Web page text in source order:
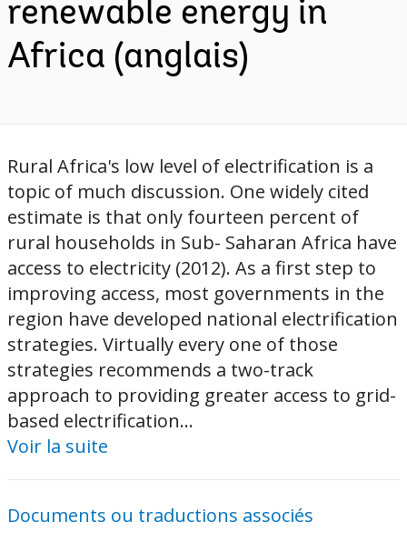
renewable energy in
Africa (anglais)
Rural Africa's low level of electrification is a
topic of much discussion. One widely cited
estimate is that only fourteen percent of
rural households in Sub- Saharan Africa have
access to electricity (2012). As a first step to
improving access, most governments in the
region have developed national electrification
strategies. Virtually every one of those
strategies recommends a two-track
approach to providing greater access to grid-
based electrification...
Voir la suite
Documents ou traductions associés